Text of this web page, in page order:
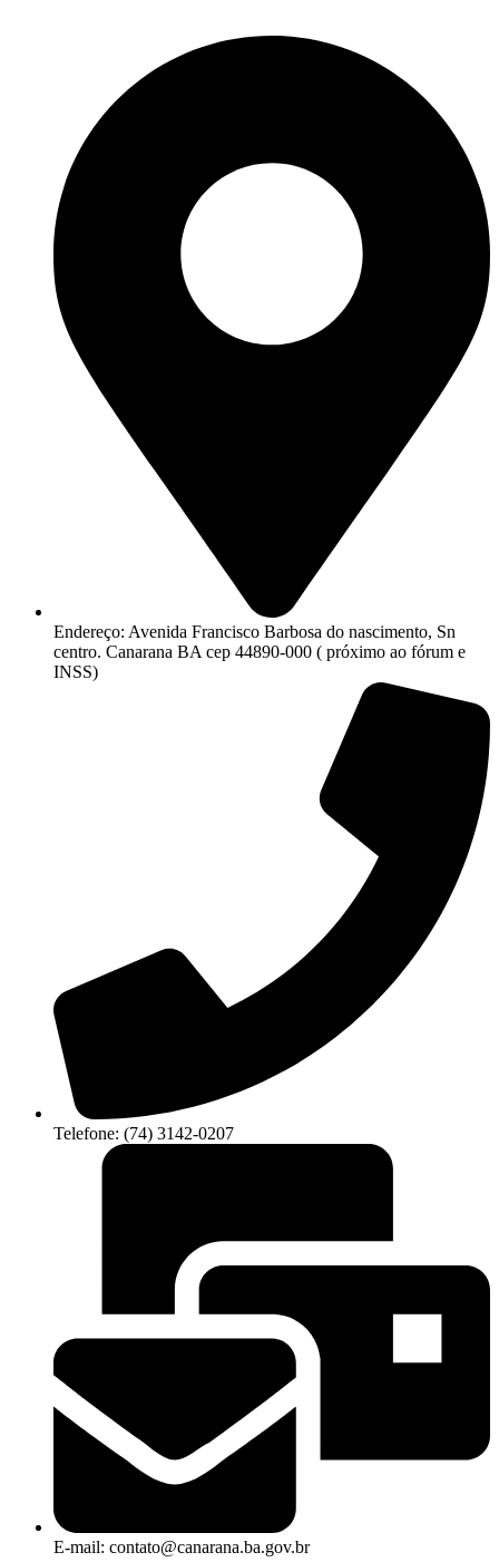
Endereço: Avenida Francisco Barbosa do nascimento, Sn
centro. Canarana BA cep 44890-000 ( próximo ao fórum e
INSS)
Telefone: (74) 3142-0207
E-mail: contato@canarana.ba.gov.br